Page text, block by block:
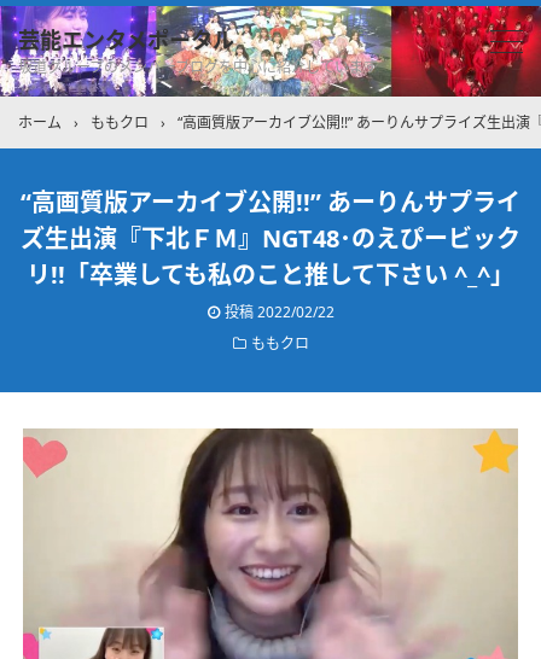
芸能エンタメポータル
坂道グループのメンバーブログを中心に紹介しています
ホーム › ももクロ › “高画質版アーカイブ公開!!” あーりんサプライズ生出
“高画質版アーカイブ公開!!” あーりんサプライ
ズ生出演『下北ＦＭ』NGT48･のえぴービック
リ!!「卒業しても私のこと推して下さい ^_^」
投稿2022/02/22
ももクロ